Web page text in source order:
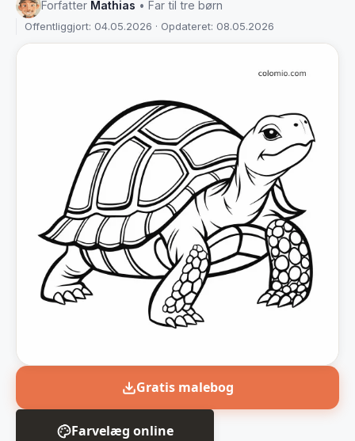
Forfatter Mathias • Far til tre børn
Offentliggjort: 04.05.2026 · Opdateret: 08.05.2026
Gratis malebog
Farvelæg online